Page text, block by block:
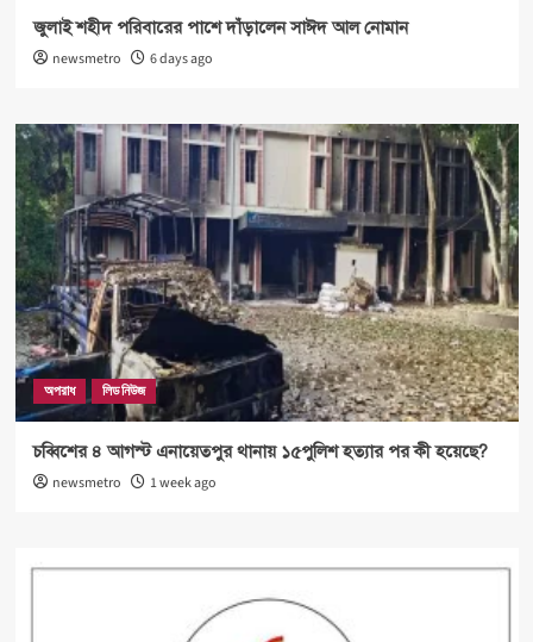
জুলাই শহীদ পরিবারের পাশে দাঁড়ালেন সাঈদ আল নোমান
newsmetro 6 days ago
অপরাধ লিড নিউজ
চব্বিশের ৪ আগস্ট এনায়েতপুর থানায় ১৫পুলিশ হত্যার পর কী হয়েছে?
newsmetro 1 week ago